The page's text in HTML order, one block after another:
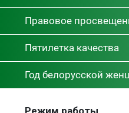
Правовое
Пятилетка качества
Год белорусской
Режим работы